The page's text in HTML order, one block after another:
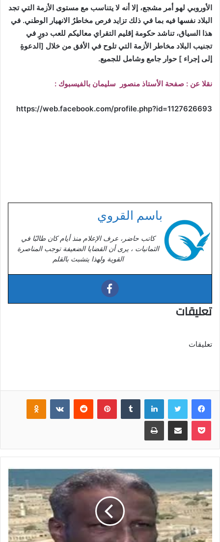
الأوروبي لهو أمر مشجع، إلا أنه لا يتناسب مع مستوى الأزمة التي تجد
البلاد نفسها فيه بما في ذلك تزايد فرص مخاطرُ الانهيار الوطني. في
هذا السياق، تناشد حكومة إقليم التقراي معاليكم للعب دورٍ في
تجنيب البلاد مخاطر الأزمة التي تلوح في الأفق من خلال [الدعوةِ
إلى إجراء ] حوار جامع وشامل للجميع.
نقلا عن : صفحة الأستاذ منصور سليمان بالفيسبوك :
https://web.facebook.com/profile.php?id=1127626693
باسم القروي
كاتب حاضر، عرف الإعلام منذ أيام كان طالبًا في
الثمانيات ، يرى أن القضايا الضعيفة توجب المناصرة
القوية ولهذا يتشبث بالقلم
تعليقات
تعليقات
فيسبوك لينكدإن بينتيريست
بوكيت